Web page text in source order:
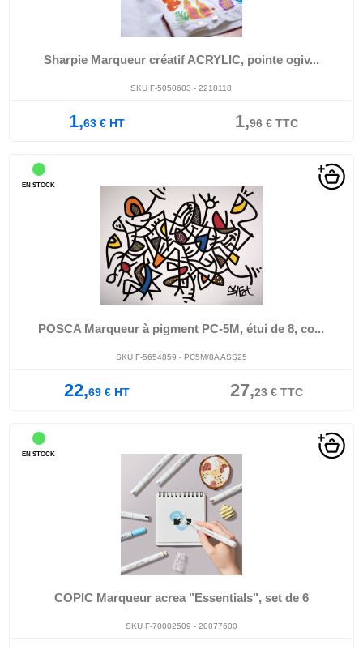
Sharpie Marqueur créatif ACRYLIC, pointe ogiv...
SKU F-5050603 - 2218118
1,63€HT 1,96€TTC
POSCA Marqueur à pigment PC-5M, étui de 8, co...
SKU F-5654859 - PC5M/8A ASS25
22,69€HT 27,23€TTC
EN STOCK
COPIC Marqueur acrea "Essentials", set de 6
SKU F-70002509 - 20077600
EN STOCK